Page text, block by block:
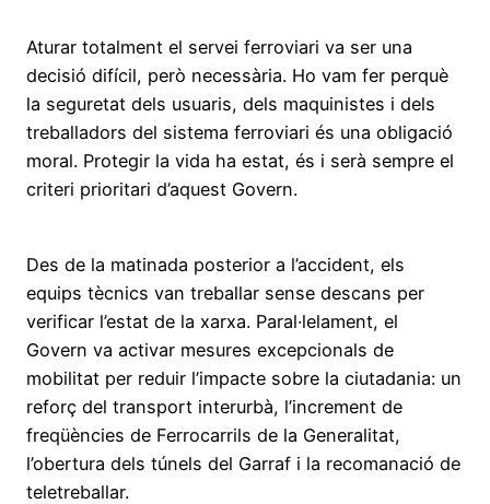
Aturar totalment el servei ferroviari va ser una
decisió difícil, però necessària. Ho vam fer perquè
la seguretat dels usuaris, dels maquinistes i dels
treballadors del sistema ferroviari és una obligació
moral. Protegir la vida ha estat, és i serà sempre el
criteri prioritari d’aquest Govern.
Des de la matinada posterior a l’accident, els
equips tècnics van treballar sense descans per
verificar l’estat de la xarxa. Paral·lelament, el
Govern va activar mesures excepcionals de
mobilitat per reduir l’impacte sobre la ciutadania: un
reforç del transport interurbà, l’increment de
freqüències de Ferrocarrils de la Generalitat,
l’obertura dels túnels del Garraf i la recomanació de
teletreballar.